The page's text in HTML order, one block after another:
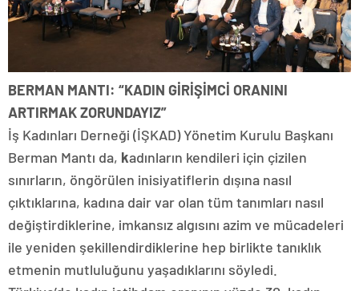
BERMAN MANTI: “KADIN GİRİŞİMCİ ORANINI
ARTIRMAK ZORUNDAYIZ”
İş Kadınları Derneği (İŞKAD) Yönetim Kurulu Başkanı
Berman Mantı da, kadınların kendileri için çizilen
sınırların, öngörülen inisiyatiflerin dışına nasıl
çıktıklarına, kadına dair var olan tüm tanımları nasıl
değiştirdiklerine, imkansız algısını azim ve mücadeleri
ile yeniden şekillendirdiklerine hep birlikte tanıklık
etmenin mutluluğunu yaşadıklarını söyledi.